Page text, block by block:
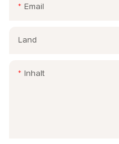
Email
Land
Inhalt